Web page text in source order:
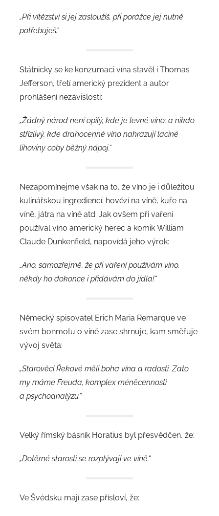
„Při vítězství si jej zasloužíš, při porážce jej nutně
potřebuješ.“
Státnicky se ke konzumaci vína stavěl i Thomas
Jefferson, třetí americký prezident a autor
prohlášení nezávislosti:
„Žádný národ není opilý, kde je levné víno; a nikdo
střízlivý, kde drahocenné víno nahrazují laciné
lihoviny coby běžný nápoj.“
Nezapomínejme však na to, že víno je i důležitou
kulinářskou ingrediencí: hovězí na víně, kuře na
víně, játra na víně atd. Jak ovšem při vaření
používal víno americký herec a komik William
Claude Dunkenfield, napovídá jeho výrok:
„Ano, samozřejmě, že při vaření používám víno,
někdy ho dokonce i přidávám do jídla!“
Německý spisovatel Erich Maria Remarque ve
svém bonmotu o víně zase shrnuje, kam směřuje
vývoj světa:
„Starověcí Řekové měli boha vína a radosti. Zato
my máme Freuda, komplex méněcennosti
a psychoanalýzu.“
Velký římský básník Horatius byl přesvědčen, že:
„Dotěrné starosti se rozplývají ve víně.“
Ve Švédsku mají zase přísloví, že: